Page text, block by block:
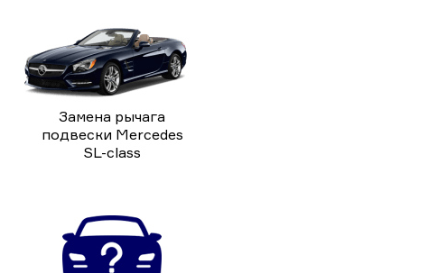
Замена рычага
подвески Mercedes
SL-class